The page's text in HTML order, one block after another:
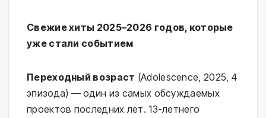
Свежие хиты 2025–2026 годов, которые
уже стали событием
Переходный возраст (Adolescence, 2025, 4
эпизода) — один из самых обсуждаемых
проектов последних лет. 13-летнего